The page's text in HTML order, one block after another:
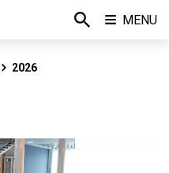
2026
MENU